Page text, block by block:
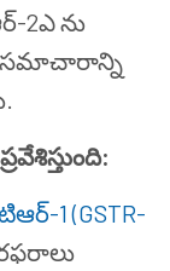
2ఎ ను
ఈ సమాచారాన్ని
1 (GSTR-